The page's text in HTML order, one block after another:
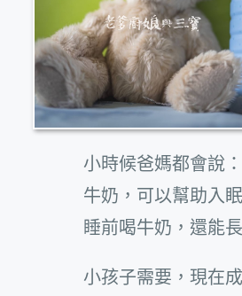
小時候爸媽都會說
牛奶，可以幫助入
睡前喝牛奶，還能
小孩子需要，現在